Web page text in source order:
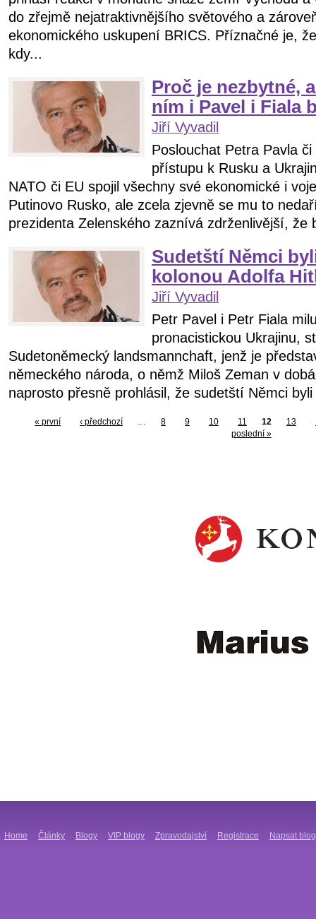
do zřejmě nejatraktivnějšího světového a
ekonomického uskupení BRICS. Příznačné je,
kdy...
Proč je nezbytné,
ním i Pavel i Fiala
Jiří Vyvadil
Poslouchat Petra Pavla
přístupu k Rusku a
NATO či EU spojil všechny své ekonomické i
Putinovo Rusko, ale zcela zjevně se mu to
prezidenta Zelenského zaznívá zdrženlivější, že
Sudetští Němci
kolonou Adolfa
Jiří Vyvadil
Petr Pavel i Petr Fiala
pronacistickou Ukrajinu,
Sudetoněmecký landsmannchaft, jenž je
německého národa, o němž Miloš Zeman v
naprosto přesně prohlásil, že sudetští Němci
« první ‹ předchozí … 8 9 10 11 12 13
poslední »
Home Články Blogy VIP blogy Zpravodajství Registrace Napsat blog